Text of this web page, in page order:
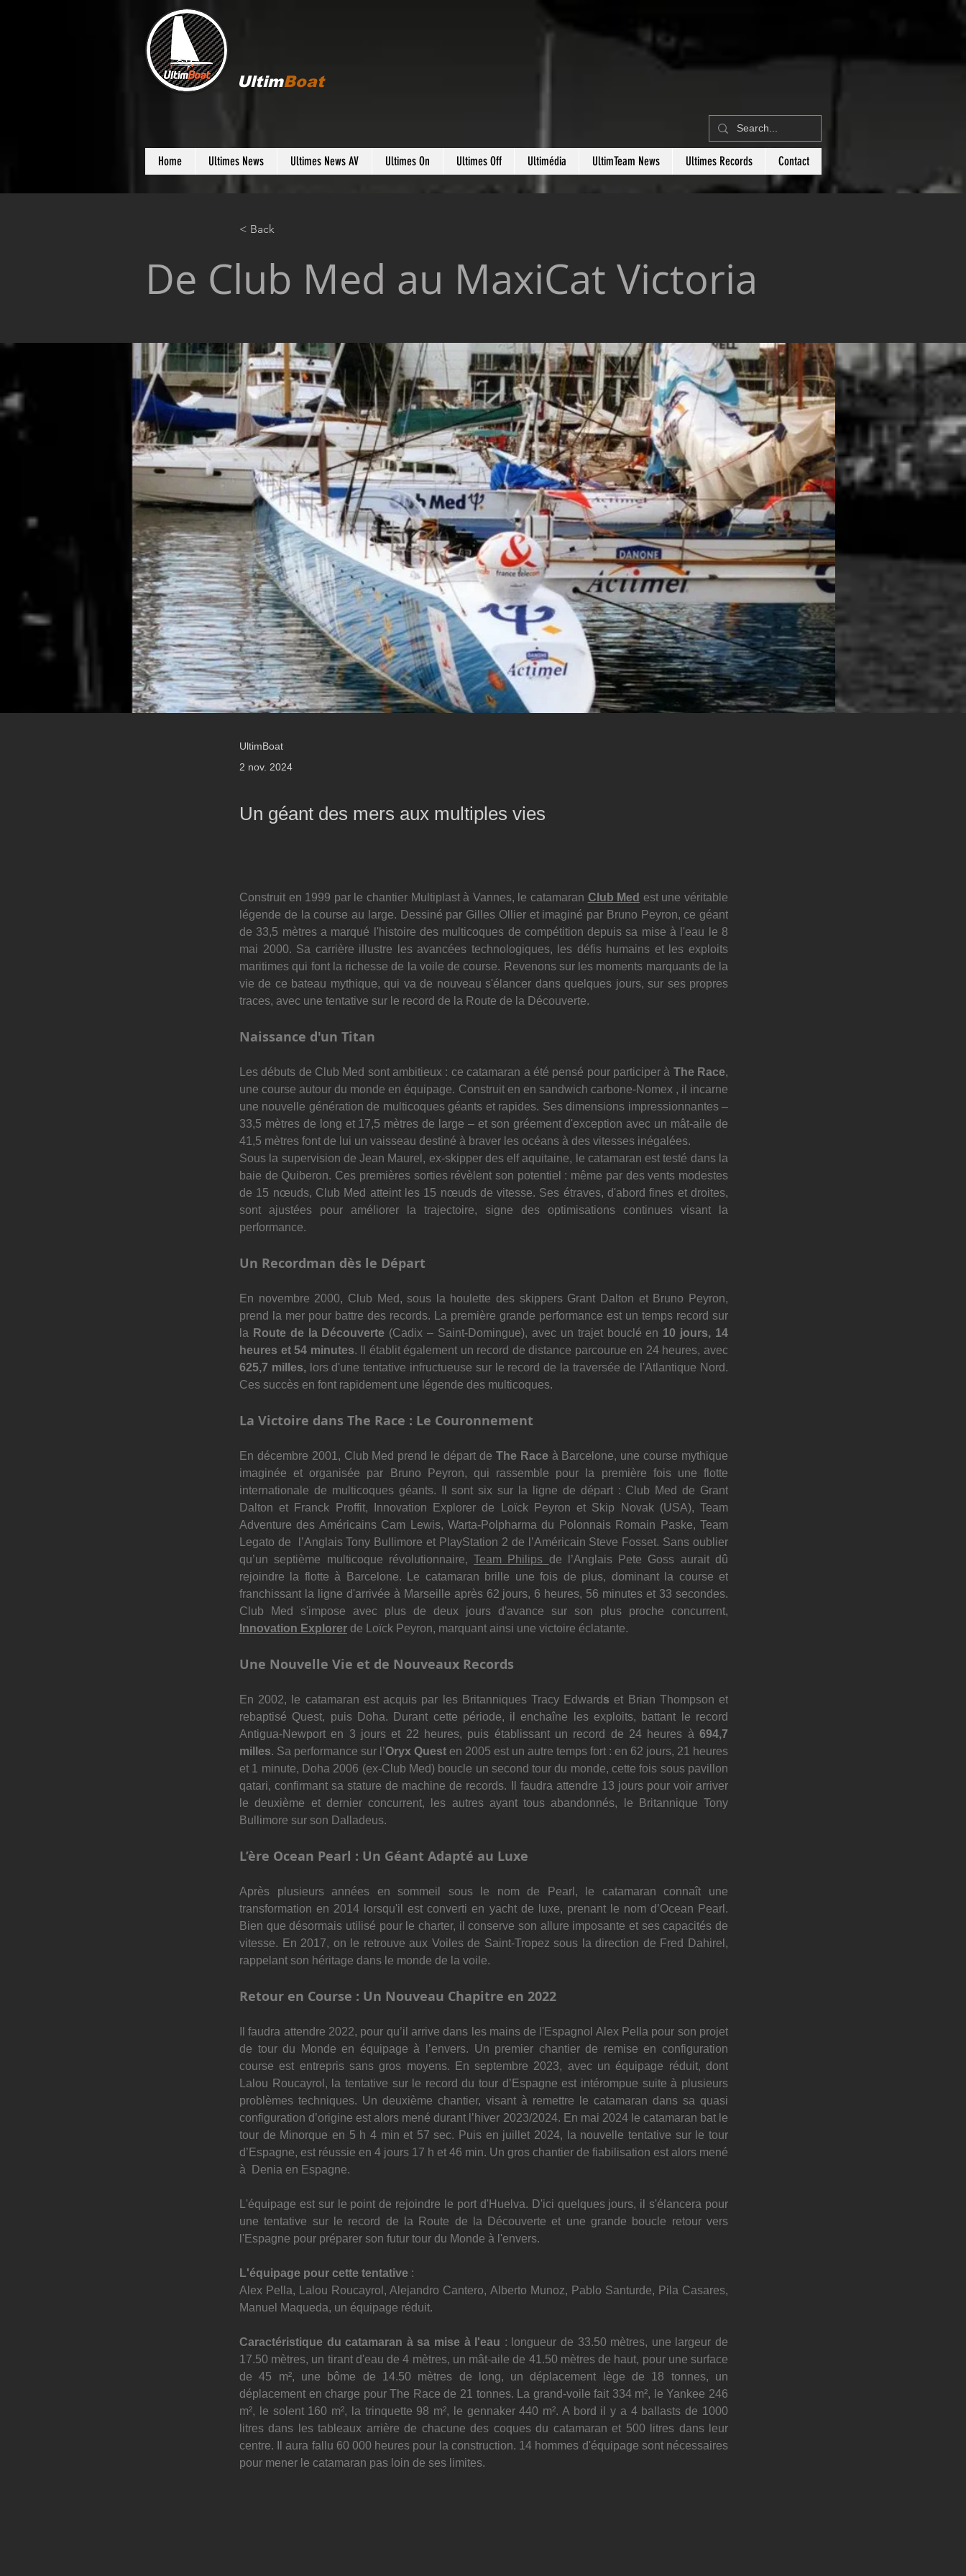
UltimBoat
Home Ultimes News Ultimes News AV Ultimes On Ultimes Off Ultimédia UltimTeam News Ultimes Records Contact
< Back
De Club Med au MaxiCat Victoria
UltimBoat
2 nov. 2024
Un géant des mers aux multiples vies
Construit en 1999 par le chantier Multiplast à Vannes, le catamaran Club Med est une véritable
légende de la course au large. Dessiné par Gilles Ollier et imaginé par Bruno Peyron, ce géant
de 33,5 mètres a marqué l'histoire des multicoques de compétition depuis sa mise à l'eau le 8
mai 2000. Sa carrière illustre les avancées technologiques, les défis humains et les exploits
maritimes qui font la richesse de la voile de course. Revenons sur les moments marquants de la
vie de ce bateau mythique, qui va de nouveau s'élancer dans quelques jours, sur ses propres
traces, avec une tentative sur le record de la Route de la Découverte.
Naissance d'un Titan
Les débuts de Club Med sont ambitieux : ce catamaran a été pensé pour participer à The Race,
une course autour du monde en équipage. Construit en en sandwich carbone-Nomex , il incarne
une nouvelle génération de multicoques géants et rapides. Ses dimensions impressionnantes –
33,5 mètres de long et 17,5 mètres de large – et son gréement d'exception avec un mât-aile de
41,5 mètres font de lui un vaisseau destiné à braver les océans à des vitesses inégalées.
Sous la supervision de Jean Maurel, ex-skipper des elf aquitaine, le catamaran est testé dans la
baie de Quiberon. Ces premières sorties révèlent son potentiel : même par des vents modestes
de 15 nœuds, Club Med atteint les 15 nœuds de vitesse. Ses étraves, d'abord fines et droites,
sont ajustées pour améliorer la trajectoire, signe des optimisations continues visant la
performance.
Un Recordman dès le Départ
En novembre 2000, Club Med, sous la houlette des skippers Grant Dalton et Bruno Peyron,
prend la mer pour battre des records. La première grande performance est un temps record sur
la Route de la Découverte (Cadix – Saint-Domingue), avec un trajet bouclé en 10 jours, 14
heures et 54 minutes
625,7 milles, lors d'une tentative infructueuse sur le record de la traversée de l'Atlantique Nord.
Ces succès en font rapidement une légende des multicoques.
La Victoire dans The Race : Le Couronnement
En décembre 2001, Club Med prend le départ de The Race à Barcelone, une course mythique
imaginée et organisée par Bruno Peyron, qui rassemble pour la première fois une flotte
internationale de multicoques géants. Il sont six sur la ligne de départ : Club Med de Grant
Dalton et Franck Proffit, Innovation Explorer de Loïck Peyron et Skip Novak (USA), Team
Adventure des Américains Cam Lewis, Warta-Polpharma du Polonnais Romain Paske, Team
Legato de  l’Anglais Tony Bullimore et PlayStation 2 de l’Américain Steve Fosset. Sans oublier
qu’un septième multicoque révolutionnaire, Team Philips de l’Anglais Pete Goss aurait dû
rejoindre la flotte à Barcelone.
Le catamaran brille une fois de plus, dominant la course et
franchissant la ligne d'arrivée à Marseille après 62 jours, 6 heures, 56 minutes et 33 secondes.
Club Med s'impose avec plus de deux jours d'avance sur son plus proche concurrent,
Innovation Explorer de Loïck Peyron, marquant ainsi une victoire éclatante.
Une Nouvelle Vie et de Nouveaux Records
En 2002, le catamaran est acquis par les Britanniques Tracy Edwards et Brian Thompson et
rebaptisé Quest, puis Doha. Durant cette période, il enchaîne les exploits, battant le record
Antigua-Newport en 3 jours et 22 heures, puis établissant un record de 24 heures à 694,7
milles. Sa performance sur l’Oryx Quest en 2005 est un autre temps fort : en 62 jours, 21 heures
et 1 minute, Doha 2006 (ex-Club Med) boucle un second tour du monde, cette fois sous pavillon
qatari, confirmant sa stature de machine de records. Il faudra attendre 13 jours pour voir arriver
le deuxième et dernier concurrent, les autres ayant tous abandonnés, le Britannique Tony
Bullimore sur son Dalladeus.
L’ère Ocean Pearl : Un Géant Adapté au Luxe
Après plusieurs années en sommeil sous le nom de Pearl, le catamaran connaît une
transformation en 2014 lorsqu'il est converti en yacht de luxe, prenant le nom d’Ocean Pearl.
Bien que désormais utilisé pour le charter, il conserve son allure imposante et ses capacités de
vitesse. En 2017, on le retrouve aux Voiles de Saint-Tropez sous la direction de Fred Dahirel,
rappelant son héritage dans le monde de la voile.
Retour en Course : Un Nouveau Chapitre en 2022
Il faudra attendre 2022, pour qu’il arrive dans les mains de l'Espagnol Alex Pella pour son projet
de tour du Monde en équipage à l’envers. Un premier chantier de remise en configuration
course est entrepris sans gros moyens. En septembre 2023, avec un équipage réduit, dont
Lalou Roucayrol, la tentative sur le record du tour d’Espagne est intérompue suite à plusieurs
problèmes techniques. Un deuxième chantier, visant à remettre le catamaran dans sa quasi
configuration d’origine est alors mené durant l’hiver 2023/2024. En mai 2024 le catamaran bat le
tour de Minorque en 5 h 4 min et 57 sec. Puis en juillet 2024, la nouvelle tentative sur le tour
d’Espagne, est réussie en 4 jours 17 h et 46 min. Un gros chantier de fiabilisation est alors mené
à  Denia en Espagne.
L'équipage est sur le point de rejoindre le port d'Huelva. D'ici quelques jours, il s'élancera pour
une tentative sur le record de la Route de la Découverte et une grande boucle retour vers
l'Espagne pour préparer son futur tour du Monde à l'envers.
L'équipage pour cette tentative :
Alex Pella, Lalou Roucayrol, Alejandro Cantero, Alberto Munoz, Pablo Santurde, Pila Casares,
Manuel Maqueda, un équipage réduit.
Caractéristique du catamaran à sa mise à l'eau : longueur de 33.50 mètres, une largeur de
17.50 mètres, un tirant d'eau de 4 mètres, un mât-aile de 41.50 mètres de haut, pour une surface
de 45 m², une bôme de 14.50 mètres de long, un déplacement lège de 18 tonnes, un
déplacement en charge pour The Race de 21 tonnes. La grand-voile fait 334 m², le Yankee 246
m², le solent 160 m², la trinquette 98 m², le gennaker 440 m². A bord il y a 4 ballasts de 1000
litres dans les tableaux arrière de chacune des coques du catamaran et 500 litres dans leur
centre. Il aura fallu 60 000 heures pour la construction. 14 hommes d'équipage sont nécessaires
pour mener le catamaran pas loin de ses limites.